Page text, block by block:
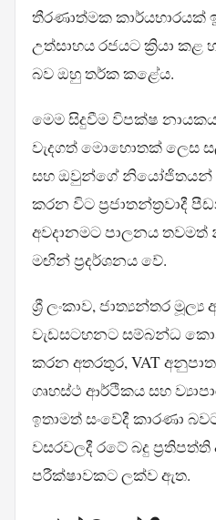
තීරණාත්මක කාර්යභාරයක්
උත්සාහය රජයට ක්‍රියා කළ
බව ඔහු තර්ක කළේය.
මෙම සිදුවීම විපක්ෂ
වැදගත් මොහොතක් ලෙස
සහ ඔවුන්ගේ නියෝජිතයන්
කරන විට ප්‍රජාතන්ත්‍රවාදී
අවදානමට පාලනය
මඟින් ප්‍රදර්ශනය වේ.
ශ්‍රී ලංකාව, ජාත්‍යන්තර
වැඩසටහනට සම්බන්ධ
කරන අතරතුර, VAT
ගෘහස්ථ ආර්ථිකය සහ
ඉතාමත් සංවේදී කාරණා
වසරවලදී රටේ බදු ප්‍රතිපත්ති
පරීක්ෂාවකට ලක්ව ඇත.